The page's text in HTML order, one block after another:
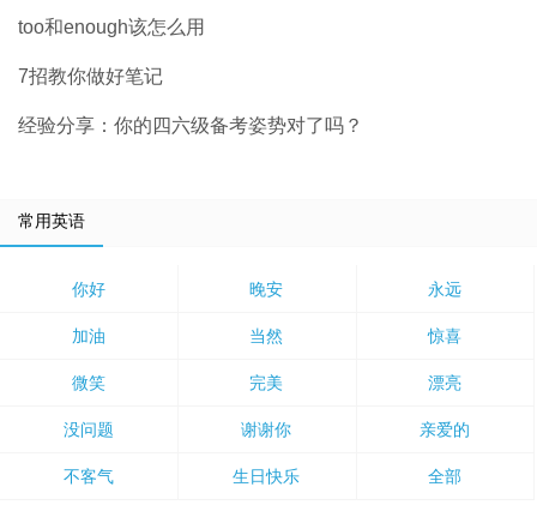
too和enough该怎么用
7招教你做好笔记
经验分享：你的四六级备考姿势对了吗？
常用英语
你好 晚安 永远
加油 当然 惊喜
微笑 完美 漂亮
没问题 谢谢你 亲爱的
不客气 生日快乐 全部